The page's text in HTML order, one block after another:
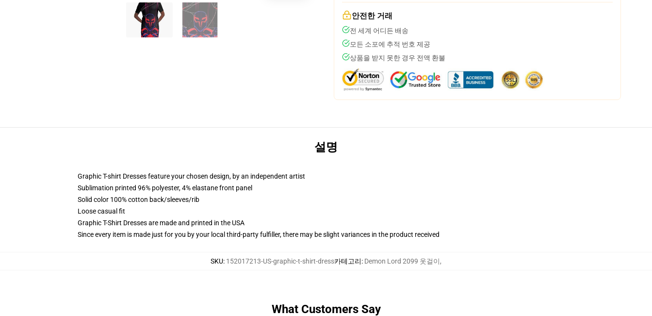
안전한 거래
전 세계 어디든 배송
모든 소포에 추적 번호 제공
상품을 받지 못한 경우 전액 환불
설명
Graphic T-shirt Dresses feature your chosen design, by an independent artist
Sublimation printed 96% polyester, 4% elastane front panel
Solid color 100% cotton back/sleeves/rib
Loose casual fit
Graphic T-Shirt Dresses are made and printed in the USA
Since every item is made just for you by your local third-party fulfiller, there may be slight variances in the product received
SKU: 152017213-US-graphic-t-shirt-dress카테고리: Demon Lord 2099 옷걸이,
What Customers Say